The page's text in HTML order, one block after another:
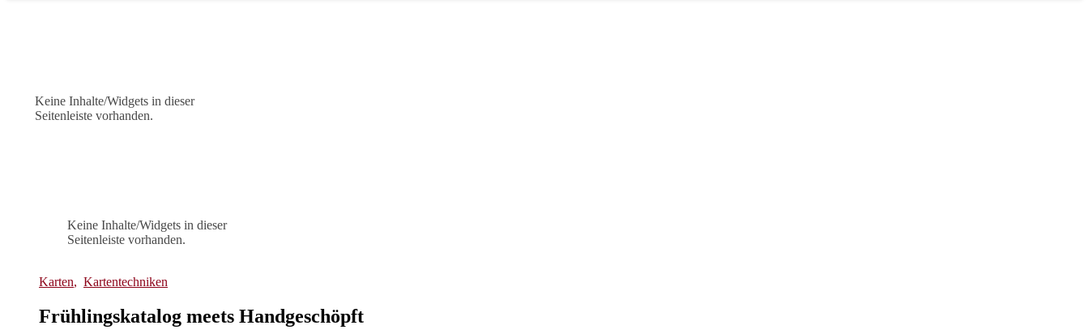
Keine Inhalte/Widgets in dieser
Seitenleiste vorhanden.
Keine Inhalte/Widgets in dieser
Seitenleiste vorhanden.
Karten, Kartentechniken
Frühlingskatalog meets Handgeschöpft